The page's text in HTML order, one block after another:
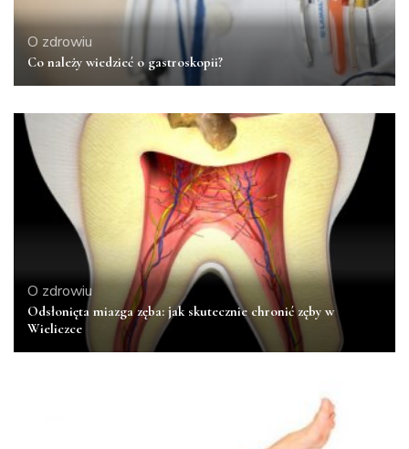
O zdrowiu
Co należy wiedzieć o gastroskopii?
O zdrowiu
Odsłonięta miazga zęba: jak skutecznie chronić zęby w
Wieliczce